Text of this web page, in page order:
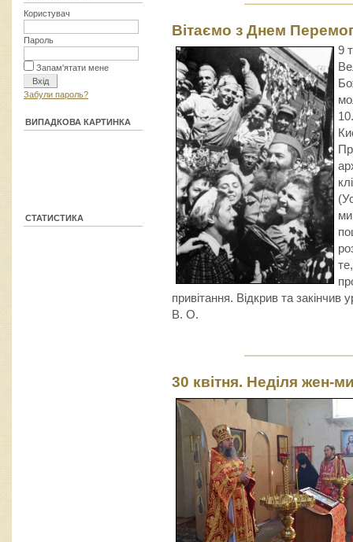
Користувач
Пароль
Запам'ятати мене
Забули пароль?
ВИПАДКОВА КАРТИНКА
СТАТИСТИКА
Вітаємо з Днем
9
ми
привітання. Відкрив та закінчив
В. О.
30 квітня. Неділя жен-